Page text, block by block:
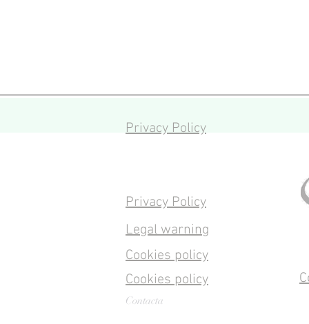
Privacy Policy
Privacy Policy
Legal warning
Cookies policy
Cookies policy
Contacta